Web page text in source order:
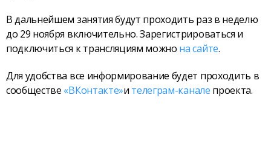
В дальнейшем занятия будут проходить раз в неделю
до 29 ноября включительно. Зарегистрироваться и
подключиться к трансляциям можно на сайте.
Для удобства все информирование будет проходить в
сообществе «ВКонтакте»и телеграм-канале проекта.